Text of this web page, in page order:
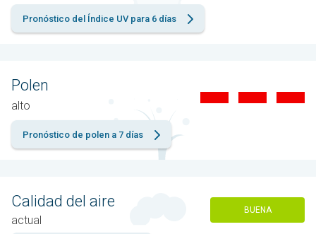
Pronóstico del Índice UV para 6 días
Polen
alto
Pronóstico de polen a 7 días
Calidad del aire
actual
BUENA